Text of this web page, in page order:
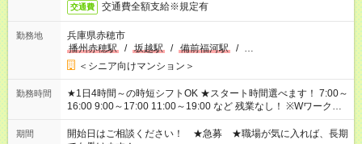
交通費 交通費全額支給※規定有
勤務地
兵庫県赤穂市
播州赤穂駅
/ 坂越駅 / 備前福河駅 / …
＜シニア向けマンション＞
勤務時間
★1日4時間～の時短シフトOK ★スタート時間選べます！ 7:00～
16:00 9:00～17:00 11:00～19:00 など 残業なし！ ※Wワークの
場合、他のお仕事と合わせ週40時間超の就業はご案内できませ
ん ※法令に基づき、週20時間以上勤務は社会保険への加入対象
期間
開始日はご相談ください！ ★急募 ★職場が気に入れば、長期